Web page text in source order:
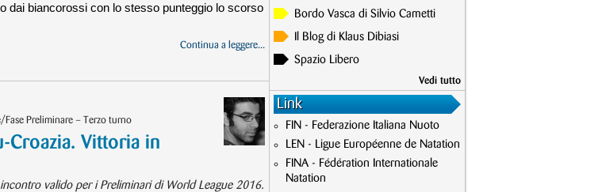
dai biancorossi con lo stesso punteggio lo scorso
Continua a leggere...
Preliminare – Terzo turno
Croazia. Vittoria in
valido per i Preliminari di World League 2016.
Bordo Vasca di Silvio Cametti
Il Blog di Klaus Dibiasi
Spazio Libero
Vedi tutto
Link
FIN - Federazione Italiana Nuoto
LEN - Ligue Européenne de Natation
FINA - Fédération Internationale
Natation